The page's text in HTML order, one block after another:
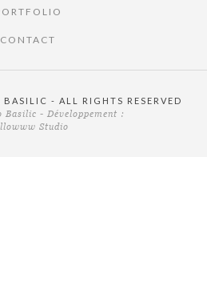
CONTACT
- ALL RIGHTS RESERVED
Basilic - Développement :
Studio